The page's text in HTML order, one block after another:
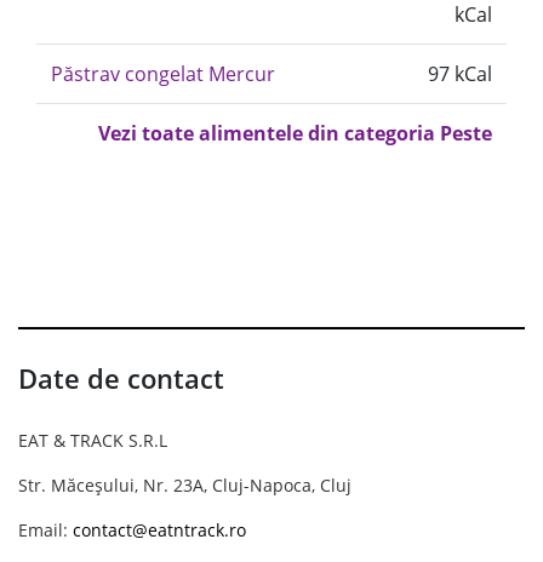
kCal
Păstrav congelat Mercur 97 kCal
Vezi toate alimentele din categoria Peste
Date de contact
EAT & TRACK S.R.L
Str. Măceșului, Nr. 23A, Cluj-Napoca, Cluj
Email: contact@eatntrack.ro